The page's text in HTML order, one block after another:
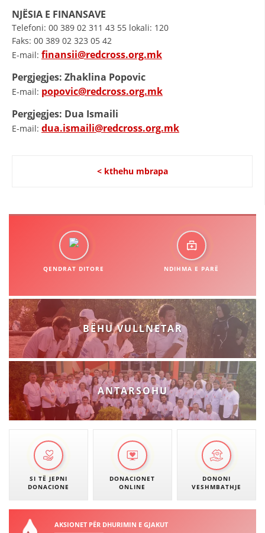
NJËSIA E FINANSAVE
Telefoni: 00 389 02 311 43 55 lokali: 120
Faks: 00 389 02 323 05 42
E-mail: finansii@redcross.org.mk
Pergjegjes: Zhaklina Popovic
E-mail: popovic@redcross.org.mk
Pergjegjes: Dua Ismaili
E-mail: dua.ismaili@redcross.org.mk
< kthehu mbrapa
QENDRAT DITORE NDIHMA E PARË
BËHU VULLNETAR
ANTARSOHU
SI TË JEPNI
DONACIONE
DONACIONET
ONLINE
DONONI
VESHMBATHJE
AKSIONET PËR DHURIMIN E GJAKUT